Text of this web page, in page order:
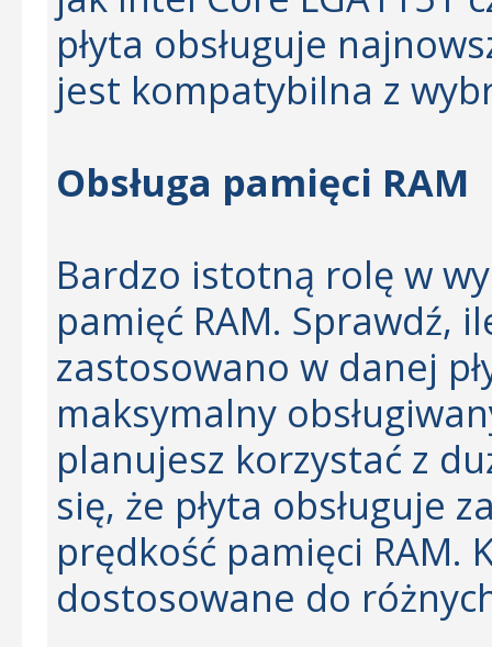
płyta obsługuje
jest kompatybilna z
Obsługa pamięci RAM
Bardzo istotną rolę w
pamięć RAM. Sprawdź,
zastosowano w danej
maksymalny
planujesz korzystać z
się, że płyta obsługuje
prędkość pamięci RAM.
dostosowane do